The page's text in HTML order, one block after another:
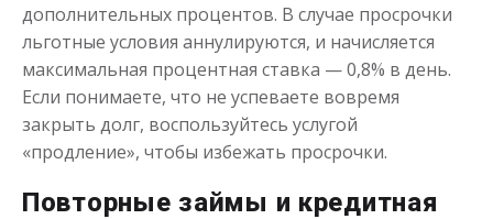
дополнительных процентов. В случае просрочки
льготные условия аннулируются, и начисляется
максимальная процентная ставка — 0,8% в день.
Если понимаете, что не успеваете вовремя
закрыть долг, воспользуйтесь услугой
«продление», чтобы избежать просрочки.
Повторные займы и кредитная